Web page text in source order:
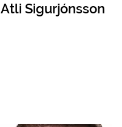
Atli Sigurjónsson